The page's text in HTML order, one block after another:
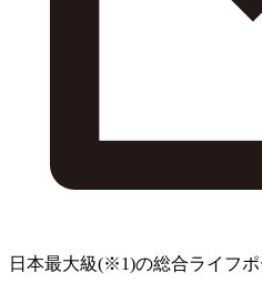
日本最大級(※1)の総合ライフ